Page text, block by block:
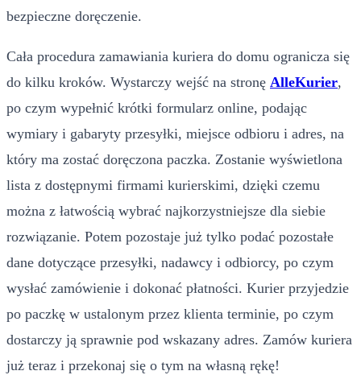
bezpieczne doręczenie.
Cała procedura zamawiania kuriera do domu ogranicza się
do kilku kroków. Wystarczy wejść na stronę AlleKurier,
po czym wypełnić krótki formularz online, podając
wymiary i gabaryty przesyłki, miejsce odbioru i adres, na
który ma zostać doręczona paczka. Zostanie wyświetlona
lista z dostępnymi firmami kurierskimi, dzięki czemu
można z łatwością wybrać najkorzystniejsze dla siebie
rozwiązanie. Potem pozostaje już tylko podać pozostałe
dane dotyczące przesyłki, nadawcy i odbiorcy, po czym
wysłać zamówienie i dokonać płatności. Kurier przyjedzie
po paczkę w ustalonym przez klienta terminie, po czym
dostarczy ją sprawnie pod wskazany adres. Zamów kuriera
już teraz i przekonaj się o tym na własną rękę!